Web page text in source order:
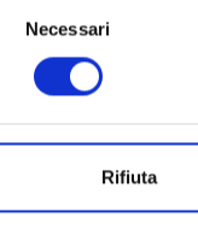
Necessari
Rifiuta